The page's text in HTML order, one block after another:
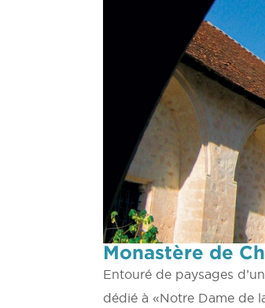
Monastère de
Entouré de paysages
dédié à «Notre Dame de